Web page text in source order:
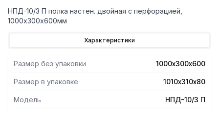
НПД-10/3 П полка настен. двойная с перфорацией,
1000х300х600мм
Характеристики
Размер без упаковки 1000х300х600
Размер в упаковке 1010х310х80
Модель НПД-10/3 П